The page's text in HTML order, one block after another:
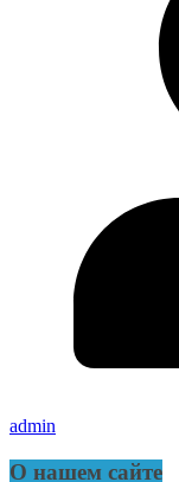
admin
О нашем сайте